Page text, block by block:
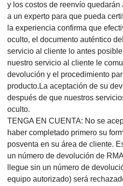
y los costos de reenvío quedarán
a un experto para que pueda
la experiencia confirma que
oculto, el documento auténtico
servicio al cliente lo antes
nuestro servicio al cliente le
devolución y el procedimiento
producto.La aceptación de su
después de que nuestros
oculto.
TENGA EN CUENTA: No se
haber completado primero su
posventa en su área de cliente.
un número de devolución de
llegue sin un número de
equipo autorizado) será